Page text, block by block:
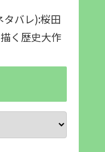
バレ):桜田
く歴史大作